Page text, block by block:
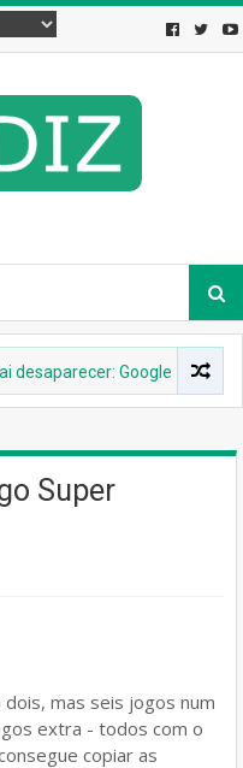
Google confirma
Super
mas seis jogos num
extra - todos com o
copiar as